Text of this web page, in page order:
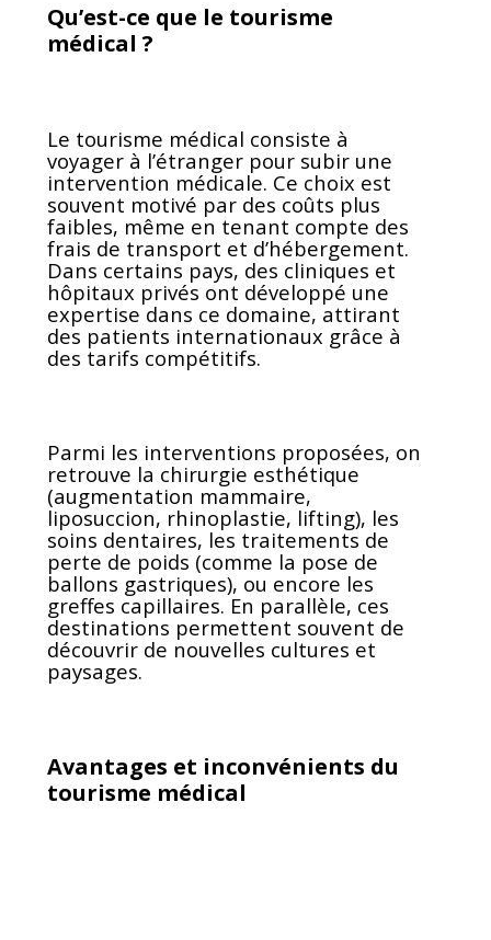
Qu’est-ce que le tourisme
médical ?
Le tourisme médical consiste à
voyager à l’étranger pour subir une
intervention médicale. Ce choix est
souvent motivé par des coûts plus
faibles, même en tenant compte des
frais de transport et d’hébergement.
Dans certains pays, des cliniques et
hôpitaux privés ont développé une
expertise dans ce domaine, attirant
des patients internationaux grâce à
des tarifs compétitifs.
Parmi les interventions proposées, on
retrouve la chirurgie esthétique
(augmentation mammaire,
liposuccion, rhinoplastie, lifting), les
soins dentaires, les traitements de
perte de poids (comme la pose de
ballons gastriques), ou encore les
greffes capillaires. En parallèle, ces
destinations permettent souvent de
découvrir de nouvelles cultures et
paysages.
Avantages et inconvénients du
tourisme médical